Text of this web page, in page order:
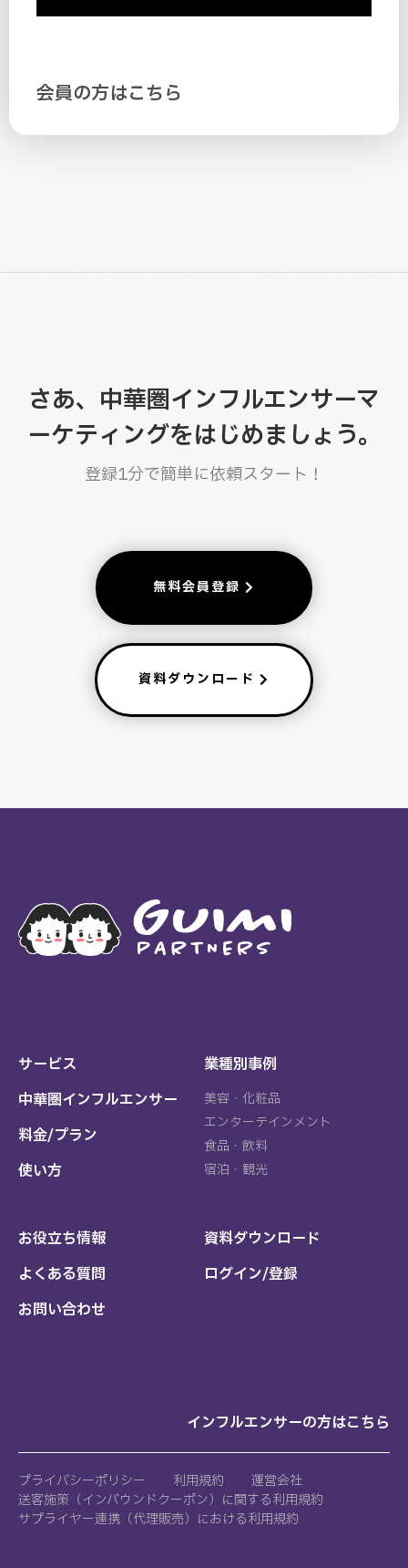
会員の方はこちら
さあ、中華圏インフルエンサーマ
ーケティングをはじめましょう。
登録1分で簡単に依頼スタート！
無料会員登録
資料ダウンロード
サービス
中華圏インフルエンサー
料金/プラン
使い方
業種別事例
美容・化粧品
エンターテインメント
食品・飲料
宿泊・観光
お役立ち情報
よくある質問
お問い合わせ
資料ダウンロード
ログイン/登録
インフルエンサーの方はこちら
プライバシーポリシー 利用規約
運営会社
送客施策（インバウンドクーポン）に関する利用規約
サプライヤー連携（代理販売）における利用規約